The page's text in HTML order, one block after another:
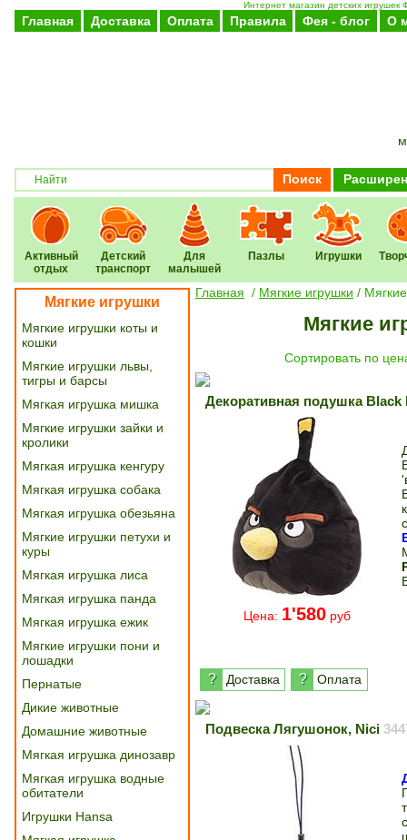
Интернет магазин детских
Главная Доставка Оплата Правила Фея - блог О
Поиск
Активный
отдых
Детский
транспорт
Для
малышей
Пазлы Игрушки
Мягкие игрушки
Мягкие игрушки коты и
кошки
Мягкие игрушки львы,
тигры и барсы
Мягкая игрушка мишка
Мягкие игрушки зайки и
кролики
Мягкая игрушка кенгуру
Мягкая игрушка собака
Мягкая игрушка обезьяна
Мягкие игрушки петухи и
куры
Мягкая игрушка лиса
Мягкая игрушка панда
Мягкая игрушка ежик
Мягкие игрушки пони и
лошадки
Пернатые
Дикие животные
Домашние животные
Мягкая игрушка динозавр
Мягкая игрушка водные
обитатели
Игрушки Hansa
Главная / Мягкие игрушки /
Мягкие
Cортировать по
Декоративная подушка
Цена: 1'580 руб
? Доставка ? Оплата
Подвеска Лягушонок, Nici